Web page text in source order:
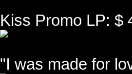
Kiss Promo LP: $
"I was made for